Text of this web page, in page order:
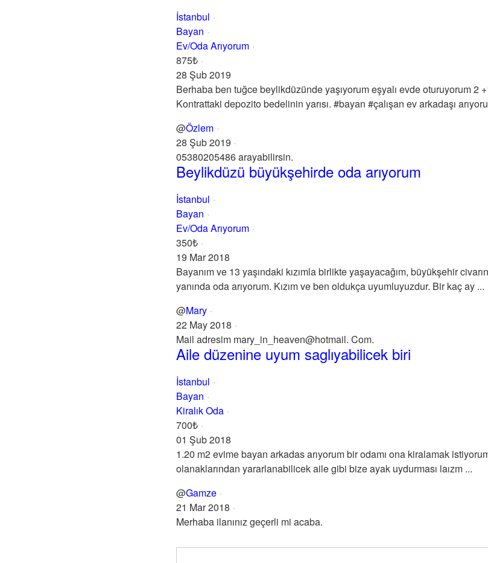
İstanbul
Bayan
Ev/Oda Arıyorum
875₺
28 Şub 2019
Berhaba ben tuğce beylikdüzünde yaşıyorum eşyalı evde oturuyorum 2
Kontrattaki depozito bedelinin yarısı. #bayan #çalışan ev arkadaşı
@Özlem
28 Şub 2019
05380205486 arayabilirsin.
Beylikdüzü büyükşehirde oda arıyorum
İstanbul
Bayan
Ev/Oda Arıyorum
350₺
19 Mar 2018
Bayanım ve 13 yaşındaki kızımla birlikte yaşayacağım, büyükşehir
yanında oda arıyorum. Kızım ve ben oldukça uyumluyuzdur. Bir kaç ay ...
@Mary
22 May 2018
Mail adresim mary_in_heaven@hotmail. Com.
Aile düzenine uyum saglıyabilicek biri
İstanbul
Bayan
Kiralık Oda
700₺
01 Şub 2018
1.20 m2 evime bayan arkadas arıyorum bir odamı ona kiralamak
olanaklarından yararlanabilicek aile gibi bize ayak uydurması laızm ...
@Gamze
21 Mar 2018
Merhaba ilanınız geçerli mi acaba.